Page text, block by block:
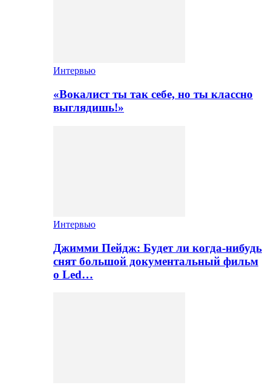
Интервью
«Вокалист ты так себе, но ты классно
выглядишь!»
Интервью
Джимми Пейдж: Будет ли когда-нибудь
снят большой документальный фильм
о Led…